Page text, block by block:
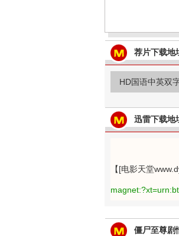
荐片下载地
HD国语中英双
迅雷下载
【[电影天堂
僵尸至尊剧